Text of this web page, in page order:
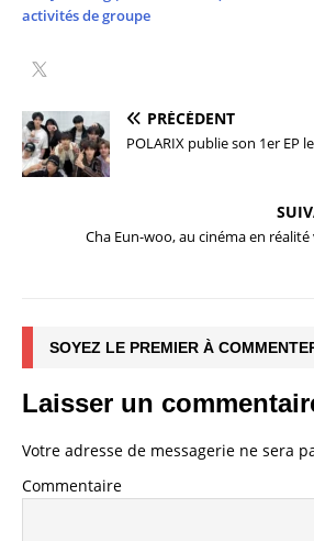
activités de groupe
PRÉCÉDENT
POLARIX publie son 1er EP
Cha Eun-woo, au cinéma en
SOYEZ LE PREMIER À
Laisser un
Votre adresse de messagerie ne sera
Commentaire